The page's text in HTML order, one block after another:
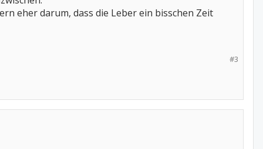
eher darum, dass die Leber ein bisschen Zeit
#3